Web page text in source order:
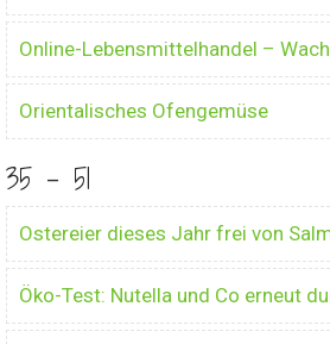
Online-Lebensmittelhandel –
Orientalisches Ofengemüse
35 - 51
Ostereier dieses Jahr frei von
Öko-Test: Nutella und Co erneut